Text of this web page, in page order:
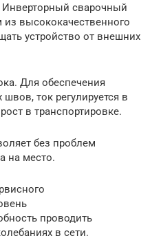
сварочный
высококачественного
устройство от внешних
Для обеспечения
ток регулируется в
в транспортировке.
без проблем
на место.
проводить
в сети.